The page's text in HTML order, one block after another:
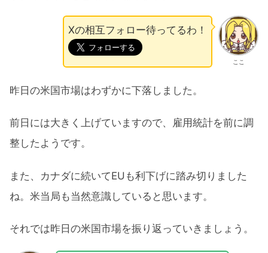
ここ
Xの相互フォロー待ってるわ！
昨日の米国市場はわずかに下落しました。
前日には大きく上げていますので、雇用統計を前に調
整したようです。
また、カナダに続いてEUも利下げに踏み切りました
ね。米当局も当然意識していると思います。
それでは昨日の米国市場を振り返っていきましょう。